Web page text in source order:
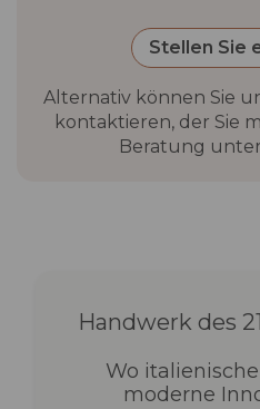
Stellen Sie
Alternativ können Sie
kontaktieren, der Sie
Beratung
Handwerk des
Wo
moderne